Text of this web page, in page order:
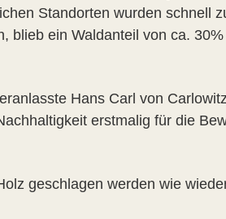
Standorten wurden schnell
blieb ein Waldanteil von ca.
Hans Carl von
erstmalig für die
geschlagen werden wie